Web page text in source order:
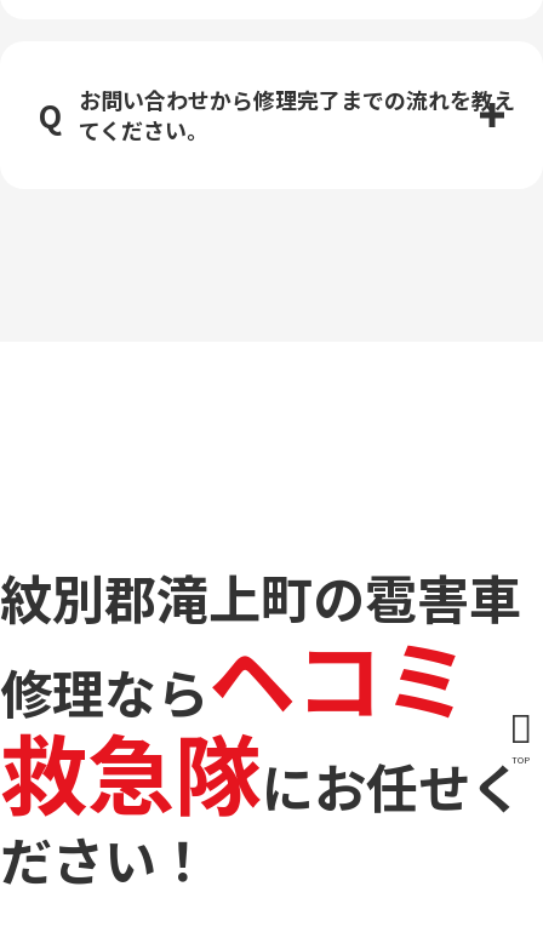
お問い合わせから修理完了までの流れを教え
てください。
紋別郡滝上町の雹害車
修理ならヘコミ
救急隊にお任せく
ださい！
TOP